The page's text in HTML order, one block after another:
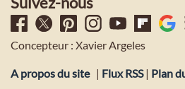
Concepteur : Xavier Argeles
A propos du site | Flux RSS| Plan